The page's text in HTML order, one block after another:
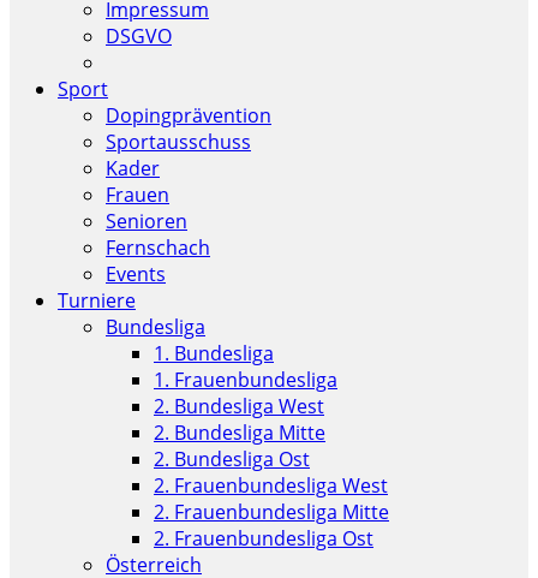
Impressum
DSGVO
Sport
Dopingprävention
Sportausschuss
Kader
Frauen
Senioren
Fernschach
Events
Turniere
Bundesliga
1. Bundesliga
1. Frauenbundesliga
2. Bundesliga West
2. Bundesliga Mitte
2. Bundesliga Ost
2. Frauenbundesliga West
2. Frauenbundesliga Mitte
2. Frauenbundesliga Ost
Österreich